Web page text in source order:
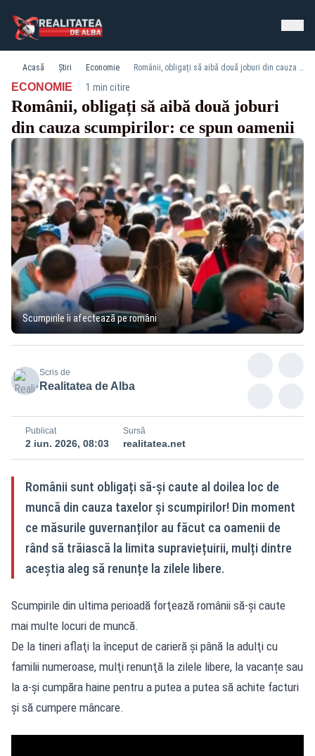
Acasă Știri Economie Românii, obligați să aibă două joburi din cauza scumpirilor: ce spun oamenii
ECONOMIE· 1 min citire
Românii, obligați să aibă două joburi
din cauza scumpirilor: ce spun oamenii
Scumpirile îi afectează pe români
Scris de
Realitatea de Alba
Publicat
2 iun. 2026, 08:03
Sursă
realitatea.net
Românii sunt obligați să-și caute al doilea loc de
muncă din cauza taxelor și scumpirilor! Din moment
ce măsurile guvernanților au făcut ca oamenii de
rând să trăiască la limita supraviețuirii, mulți dintre
aceștia aleg să renunțe la zilele libere.
Scumpirile din ultima perioadă forţează românii să-şi caute
mai multe locuri de muncă.
De la tineri aflaţi la început de carieră şi până la adulţi cu
familii numeroase, mulţi renunţă la zilele libere, la vacanțe sau
la a-și cumpăra haine pentru a putea a putea să achite facturi
și să cumpere mâncare.